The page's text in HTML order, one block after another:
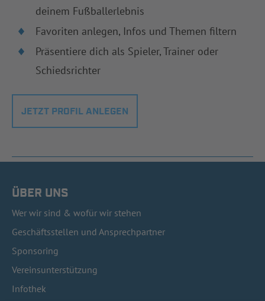
deinem Fußballerlebnis
Favoriten anlegen, Infos und Themen filtern
Präsentiere dich als Spieler, Trainer oder
Schiedsrichter
JETZT PROFIL ANLEGEN
ÜBER UNS
Wer wir sind & wofür wir stehen
Geschäftsstellen und Ansprechpartner
Sponsoring
Vereinsunterstützung
Infothek